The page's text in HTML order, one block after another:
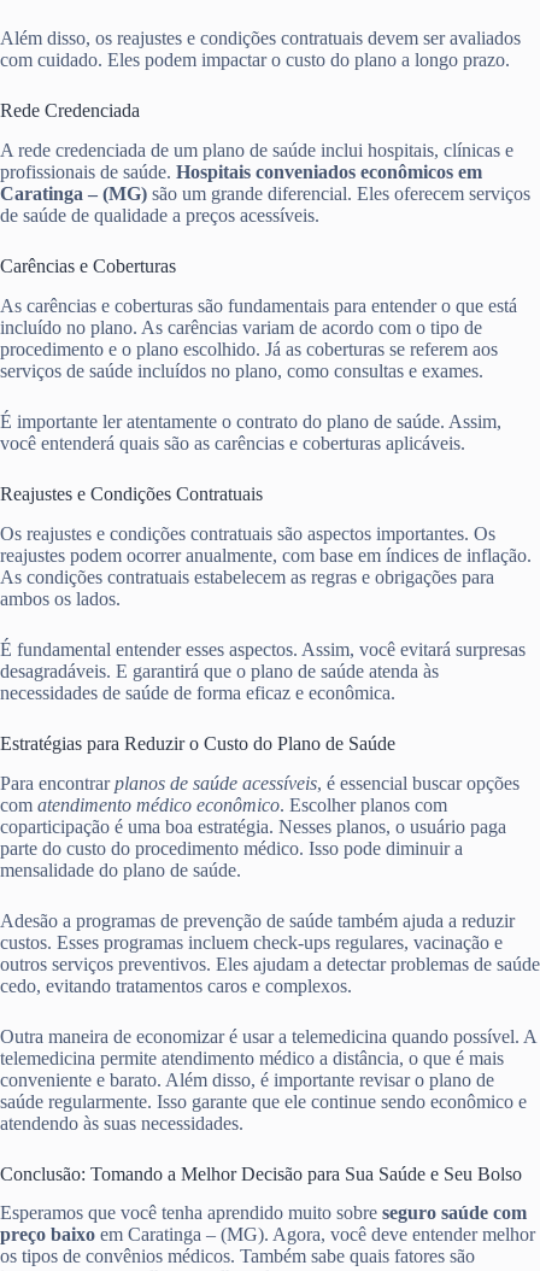
Além disso, os reajustes e condições contratuais devem ser avaliados
com cuidado. Eles podem impactar o custo do plano a longo prazo.
Rede Credenciada
A rede credenciada de um plano de saúde inclui hospitais, clínicas e
profissionais de saúde. Hospitais conveniados econômicos em
Caratinga – (MG) são um grande diferencial. Eles oferecem serviços
de saúde de qualidade a preços acessíveis.
Carências e Coberturas
As carências e coberturas são fundamentais para entender o que está
incluído no plano. As carências variam de acordo com o tipo de
procedimento e o plano escolhido. Já as coberturas se referem aos
serviços de saúde incluídos no plano, como consultas e exames.
É importante ler atentamente o contrato do plano de saúde. Assim,
você entenderá quais são as carências e coberturas aplicáveis.
Reajustes e Condições Contratuais
Os reajustes e condições contratuais são aspectos importantes. Os
reajustes podem ocorrer anualmente, com base em índices de inflação.
As condições contratuais estabelecem as regras e obrigações para
ambos os lados.
É fundamental entender esses aspectos. Assim, você evitará surpresas
desagradáveis. E garantirá que o plano de saúde atenda às
necessidades de saúde de forma eficaz e econômica.
Estratégias para Reduzir o Custo do Plano de Saúde
Para encontrarplanos de saúde acessíveis, é essencial buscar opções
com atendimento médico econômico. Escolher planos com
coparticipação é uma boa estratégia. Nesses planos, o usuário paga
parte do custo do procedimento médico. Isso pode diminuir a
mensalidade do plano de saúde.
Adesão a programas de prevenção de saúde também ajuda a reduzir
custos. Esses programas incluem check-ups regulares, vacinação e
outros serviços preventivos. Eles ajudam a detectar problemas de saúde
cedo, evitando tratamentos caros e complexos.
Outra maneira de economizar é usar a telemedicina quando possível. A
telemedicina permite atendimento médico a distância, o que é mais
conveniente e barato. Além disso, é importante revisar o plano de
saúde regularmente. Isso garante que ele continue sendo econômico e
atendendo às suas necessidades.
Conclusão: Tomando a Melhor Decisão para Sua Saúde e Seu Bolso
Esperamos que você tenha aprendido muito sobre seguro saúde com
preço baixo em Caratinga – (MG). Agora, você deve entender melhor
os tipos de convênios médicos. Também sabe quais fatores são